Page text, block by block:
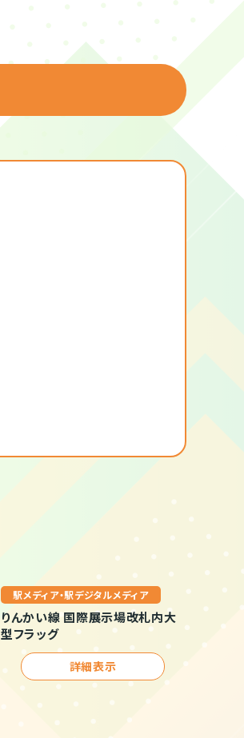
駅メディア・駅デジタルメディア
りんかい線 国際展示場改札内大
型フラッグ
詳細表示